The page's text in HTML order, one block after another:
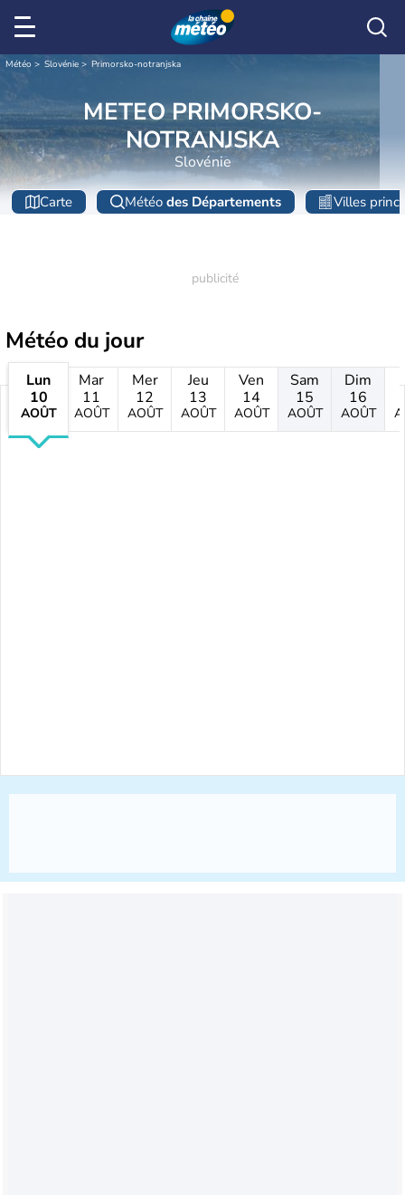
Météo Slovénie Primorsko-notranjska
METEO PRIMORSKO-
NOTRANJSKA
Slovénie
Carte Météo des Départements Villes
Météo du jour
Lun
10
AOÛT
Mar
11
AOÛT
Mer
12
AOÛT
Jeu
13
AOÛT
Ven
14
AOÛT
Sam
15
AOÛT
Dim
16
AOÛT